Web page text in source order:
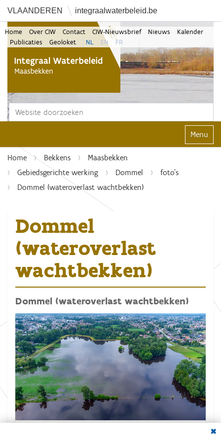
VLAANDEREN integraalwaterbeleid.be
Zoek
Home Over CIW Contact CIW-Nieuwsbrief Nieuws
Kalender
Publicaties
Geoloket NL EN FR
Klap
Home Bekkens
Maasbekken
Gebiedsgerichte werking
Dommel
foto's
Dommel (wateroverlast wachtbekken)
Dommel
(wateroverlast
wachtbekken)
Dommel (wateroverlast wachtbekken)